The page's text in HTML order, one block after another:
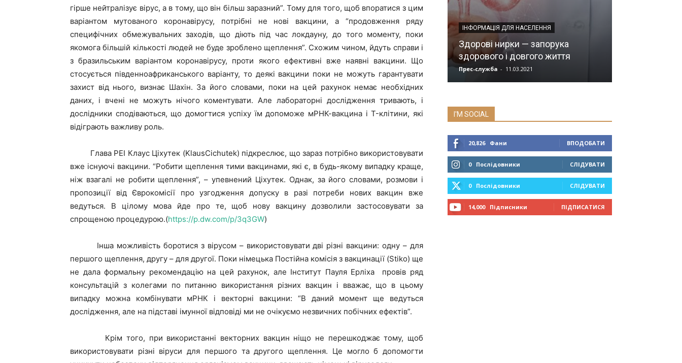
гірше нейтралізує вірус, а в тому, що він більш заразний”. Тому для того, щоб впоратися з цим
варіантом мутованого коронавірусу, потрібні не нові вакцини, а “продовження ряду
специфічних обмежувальних заходів, що діють під час локдауну, до того моменту, поки
якомога більшій кількості людей не буде зроблено щеплення”. Схожим чином, йдуть справи і
з бразильським варіантом коронавірусу, проти якого ефективні вже наявні вакцини. Що
стосується південноафриканського варіанту, то деякі вакцини поки не можуть гарантувати
захист від нього, визнає Шахін. За його словами, поки на цей рахунок немає необхідних
даних, і вчені не можуть нічого коментувати. Але лабораторні дослідження тривають, і
дослідники сподіваються, що домогтися успіху їм допоможе мРНК-вакцина і T-клітини, які
відіграють важливу роль.
Глава PEI Клаус Ціхутек (KlausCichutek) підкреслює, що зараз потрібно використовувати
вже існуючі вакцини. “Робити щеплення тими вакцинами, які є, в будь-якому випадку краще,
ніж взагалі не робити щеплення”, – упевнений Ціхутек. Однак, за його словами, розмови і
пропозиції від Єврокомісії про узгодження допуску в разі потреби нових вакцин вже
ведуться. В цілому мова йде про те, щоб нову вакцину дозволили застосовувати за
спрощеною процедурою.(https://p.dw.com/p/3q3GW)
Інша можливість боротися з вірусом – використовувати дві різні вакцини: одну – для
першого щеплення, другу – для другої. Поки німецька Постійна комісія з вакцинації (Stiko) ще
не дала формальну рекомендацію на цей рахунок, але Інститут Пауля Ерліха провів ряд
консультацій з колегами по питанню використання різних вакцин і вважає, що в цьому
випадку можна комбінувати мРНК і векторні вакцини: “В даний момент ще ведуться
дослідження, але на підставі імунної відповіді ми не очікуємо незвичних побічних ефектів”.
Крім того, при використанні векторних вакцин ніщо не перешкоджає тому, щоб
використовувати різні віруси для першого та другого щеплення. Це могло б допомогти
ІНФОРМАЦІЯ ДЛЯ НАСЕЛЕННЯ
Здорові нирки — запорука
здорового і довгого життя
Прес-служба - 11.03.2021
I'M SOCIAL
20,826 Фани ВПОДОБАТИ
0 Послідовники СЛІДУВАТИ
0 Послідовники СЛІДУВАТИ
14,000 Підписники ПІДПИСАТИСЯ